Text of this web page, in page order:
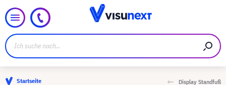
Startseite Display Standfuß